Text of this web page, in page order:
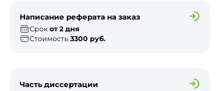
Написание реферата на заказ
Срок от 2 дня
Стоимость 3300 руб.
Часть диссертации